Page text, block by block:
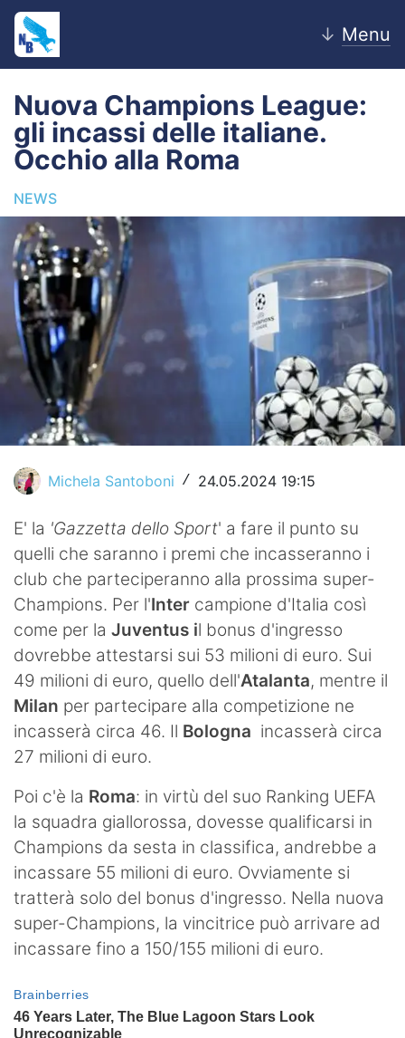
↓ Menu
Home
News
Editoriale
Pagelle
Settore Giovanile
Lazio Women
Calciomercato
Video
Nuova Champions League:
gli incassi delle italiane.
Occhio alla Roma
NEWS
Michela Santoboni / 24.05.2024 19:15
E' la 'Gazzetta dello Sport' a fare il punto su
quelli che saranno i premi che incasseranno i
club che parteciperanno alla prossima super-
Champions. Per l'Inter campione d'Italia così
come per la Juventus il bonus d'ingresso
dovrebbe attestarsi sui 53 milioni di euro. Sui
49 milioni di euro, quello dell'Atalanta, mentre il
Milan per partecipare alla competizione ne
incasserà circa 46. Il Bologna incasserà circa
27 milioni di euro.
Poi c'è la Roma: in virtù del suo Ranking UEFA
la squadra giallorossa, dovesse qualificarsi in
Champions da sesta in classifica, andrebbe a
incassare 55 milioni di euro. Ovviamente si
tratterà solo del bonus d'ingresso. Nella nuova
super-Champions, la vincitrice può arrivare ad
incassare fino a 150/155 milioni di euro.